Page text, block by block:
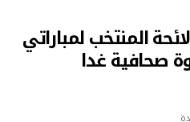
المنتخب لمباراتي
صحافية غدا